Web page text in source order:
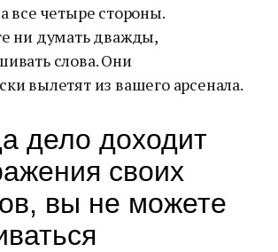
все четыре стороны.
ни думать дважды,
слова. Они
вылетят из вашего арсенала.
дело доходит
своих
вы не можете